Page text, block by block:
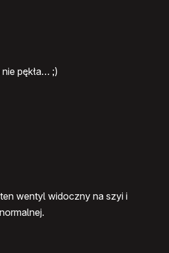
pękła… ;)
wentyl widoczny na szyi i